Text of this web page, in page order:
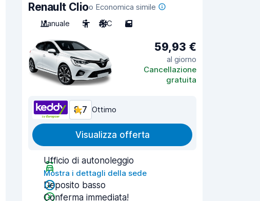
Renault Clioo Economica simile
Manuale
5 A/C 5
59,93 €
al giorno
Cancellazione
gratuita
8,7 Ottimo
Visualizza offerta
Ufficio di autonoleggio
Mostra i dettagli della sede
Deposito basso
Conferma immediata!